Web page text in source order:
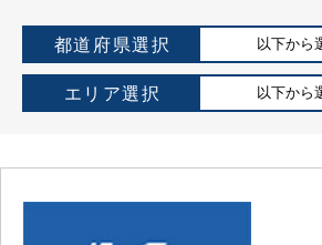
都道府県選択 以下から
エリア選択 以下から